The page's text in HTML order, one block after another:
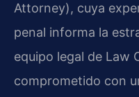
Attorney), cuya
penal informa la
equipo legal de Law
comprometido con